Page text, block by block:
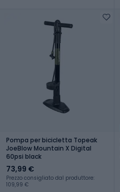
Pompa per bicicletta Topeak
JoeBlow Mountain X Digital
60psi black
73,99 €
Prezzo consigliato dal produttore:
109,99 €